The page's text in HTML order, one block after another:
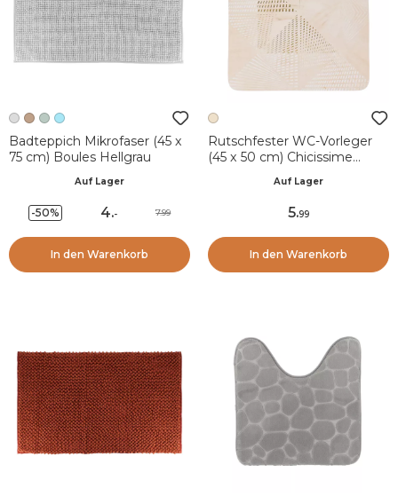
Badteppich Mikrofaser (45 x
75 cm) Boules Hellgrau
Auf Lager
-50% 4.- 7.99
In den Warenkorb
Rutschfester WC-Vorleger
(45 x 50 cm) Chicissime
Auf Lager
5.99
In den Warenkorb